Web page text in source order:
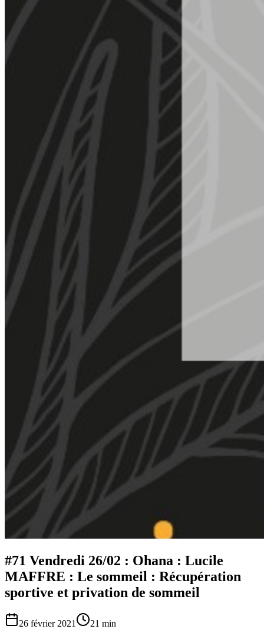
#71 Vendredi 26/02 : Ohana : Lucile
MAFFRE : Le sommeil : Récupération
sportive et privation de sommeil
26 février 2021 21 min